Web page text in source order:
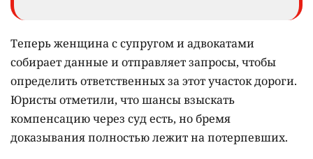
Теперь женщина с супругом и адвокатами
собирает данные и отправляет запросы, чтобы
определить ответственных за этот участок дороги.
Юристы отметили, что шансы взыскать
компенсацию через суд есть, но бремя
доказывания полностью лежит на потерпевших.